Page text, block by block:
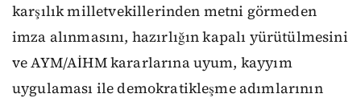
karşılık milletvekillerinden metni görmeden
imza alınmasını, hazırlığın kapalı yürütülmesini
ve AYM/AİHM kararlarına uyum, kayyım
uygulaması ile demokratikleşme adımlarının